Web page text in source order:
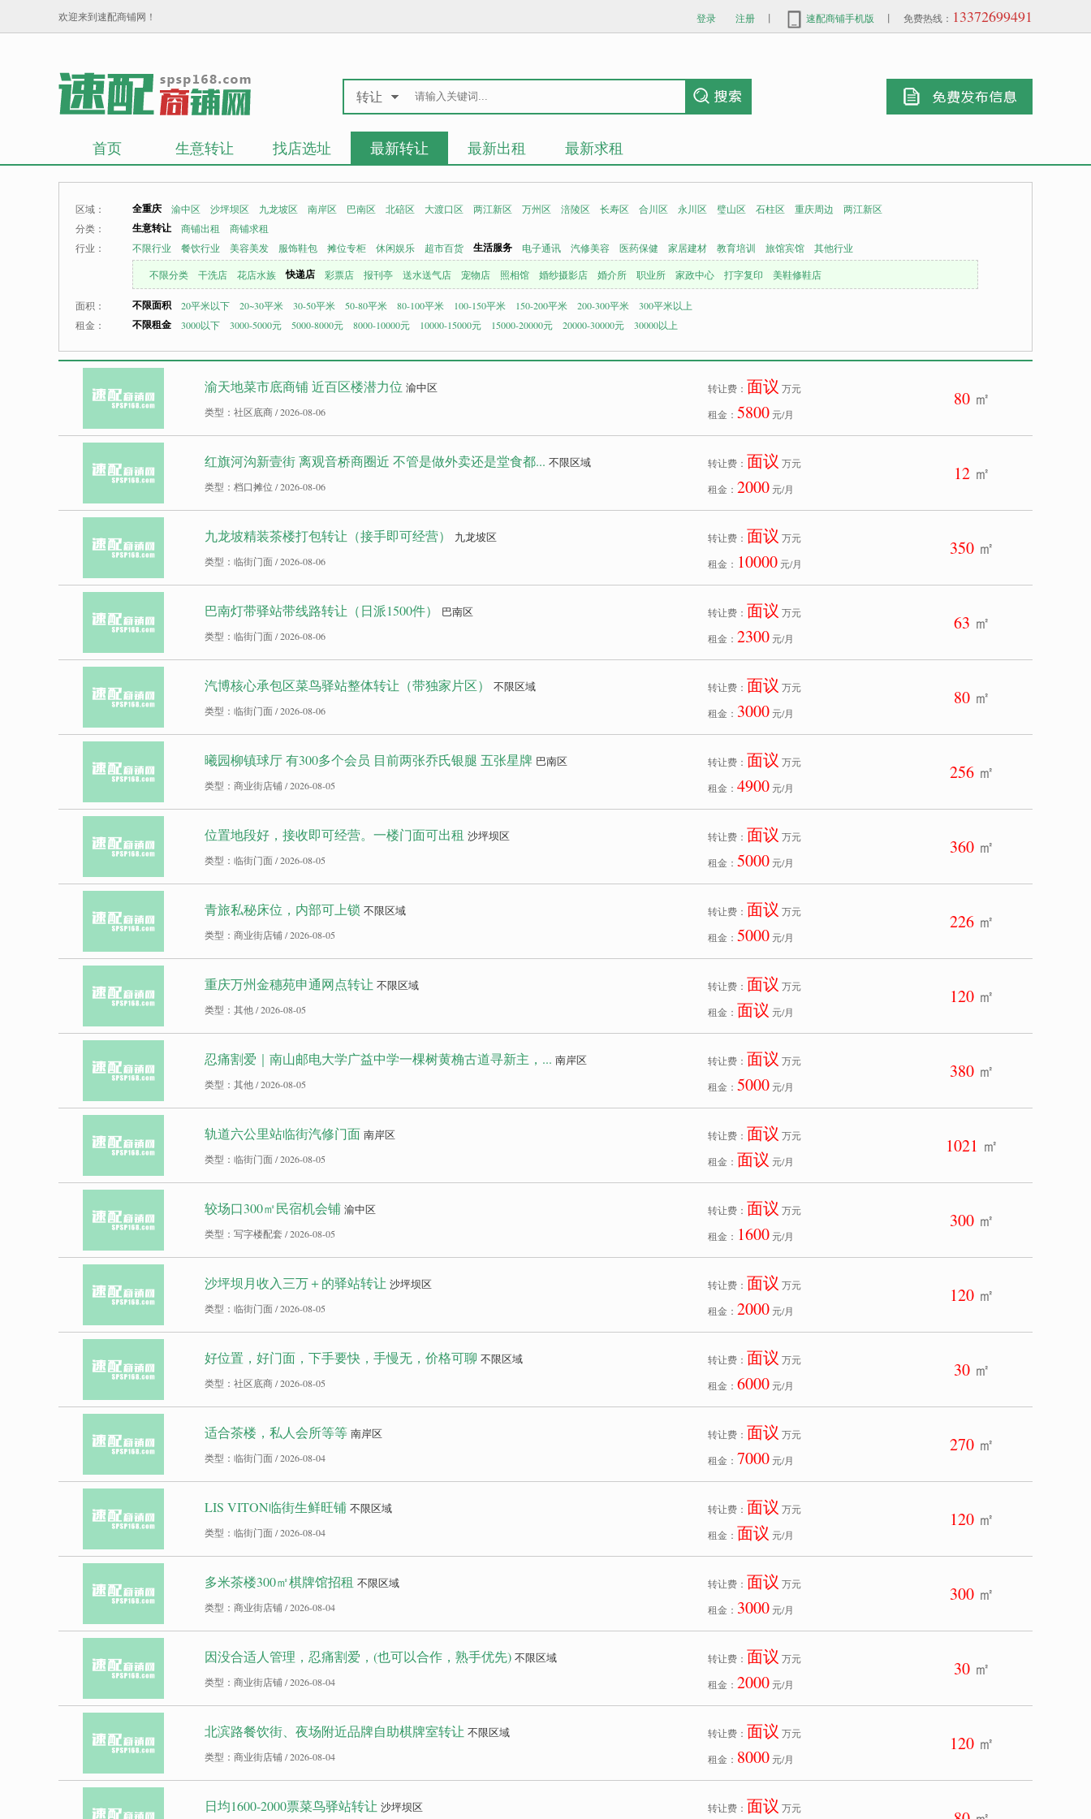
欢迎来到速配商铺网！ 登录 注册 丨 速配商铺手机版 丨 免费热线： 13372699491
转让
首页 生意转让 找店选址 最新转让 最新出租 最新求租
区域： 全重庆 渝中区 沙坪坝区 九龙坡区 南岸区 巴南区 北碚区 大渡口区 两江新区 万州区 涪陵区 长寿区 合川区 永川区 璧山区 石柱区 重庆周边
两江新区
分类：
生意转让 商铺出租
商铺求租
行业：
不限行业 餐饮行业 美容美发 服饰鞋包 摊位专柜 休闲娱乐 超市百货 生活服务 电子通讯 汽修美容 医药保健 家居建材 教育培训 旅馆宾馆 其他行业
不限分类 干洗店 花店水族 快递店 彩票店 报刊亭 送水送气店 宠物店 照相馆 婚纱摄影店 婚介所 职业所 家政中心 打字复印 美鞋修鞋店
面积： 不限面积 20平米以下 20~30平米 30-50平米 50-80平米 80-100平米 100-150平米 150-200平米 200-300平米
300平米以上
租金：
不限租金 3000以下 3000-5000元 5000-8000元 8000-10000元 10000-15000元 15000-20000元 20000-30000元 30000以上
渝天地菜市底商铺 近百区楼潜力位 渝中区
类型：社区底商 / 2026-08-06
转让费： 面议 万元
租金： 5800 元/月
80㎡
红旗河沟新壹街 离观音桥商圈近 不管是做外卖还是堂食都... 不限区域
类型：档口摊位 / 2026-08-06
转让费： 面议 万元
租金： 2000 元/月
12㎡
九龙坡精装茶楼打包转让（接手即可经营） 九龙坡区
类型：临街门面 / 2026-08-06
转让费： 面议 万元
租金： 10000 元/月
350㎡
巴南灯带驿站带线路转让（日派1500件） 巴南区
类型：临街门面 / 2026-08-06
转让费： 面议 万元
租金： 2300 元/月
63 ㎡
汽博核心承包区菜鸟驿站整体转让（带独家片区） 不限区域
类型：临街门面 / 2026-08-06
转让费： 面议 万元
租金： 3000 元/月
80㎡
曦园柳镇球厅 有300多个会员 目前两张乔氏银腿 五张星牌 巴南区
类型：商业街店铺 / 2026-08-05
转让费： 面议 万元
租金： 4900 元/月
256㎡
位置地段好，接收即可经营。一楼门面可出租 沙坪坝区
类型：临街门面 / 2026-08-05
转让费： 面议 万元
租金： 5000 元/月
360㎡
青旅私秘床位，内部可上锁 不限区域
类型：商业街店铺 / 2026-08-05
转让费： 面议 万元
租金： 5000 元/月
226㎡
重庆万州金穗苑申通网点转让 不限区域
类型：其他 / 2026-08-05
转让费： 面议 万元
租金： 面议 元/月
120㎡
忍痛割爱｜南山邮电大学广益中学一棵树黄桷古道寻新主，... 南岸区
类型：其他 / 2026-08-05
转让费： 面议 万元
租金： 5000 元/月
380㎡
轨道六公里站临街汽修门面 南岸区
类型：临街门面 / 2026-08-05
转让费： 面议 万元
租金： 面议 元/月
1021 ㎡
较场口300㎡民宿机会铺 渝中区
类型：写字楼配套 / 2026-08-05
转让费： 面议 万元
租金： 1600 元/月
300㎡
沙坪坝月收入三万＋的驿站转让 沙坪坝区
类型：临街门面 / 2026-08-05
转让费： 面议 万元
租金： 2000 元/月
120㎡
好位置，好门面，下手要快，手慢无，价格可聊 不限区域
类型：社区底商 / 2026-08-05
转让费： 面议 万元
租金： 6000 元/月
30㎡
适合茶楼，私人会所等等 南岸区
类型：临街门面 / 2026-08-04
转让费： 面议 万元
租金： 7000 元/月
270㎡
LIS VITON临街生鲜旺铺 不限区域
类型：临街门面 / 2026-08-04
转让费： 面议 万元
租金： 面议 元/月
120㎡
多米茶楼300㎡棋牌馆招租 不限区域
类型：商业街店铺 / 2026-08-04
转让费： 面议 万元
租金： 3000 元/月
300㎡
因没合适人管理，忍痛割爱，(也可以合作，熟手优先) 不限区域
类型：商业街店铺 / 2026-08-04
转让费： 面议 万元
租金： 2000 元/月
30㎡
北滨路餐饮街、夜场附近品牌自助棋牌室转让 不限区域
类型：商业街店铺 / 2026-08-04
转让费： 面议 万元
租金： 8000 元/月
120㎡
日均1600-2000票菜鸟驿站转让 沙坪坝区 转让费： 面议 万元